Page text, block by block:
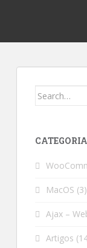
Search
MacOS (3)
Ajax –
Artigos